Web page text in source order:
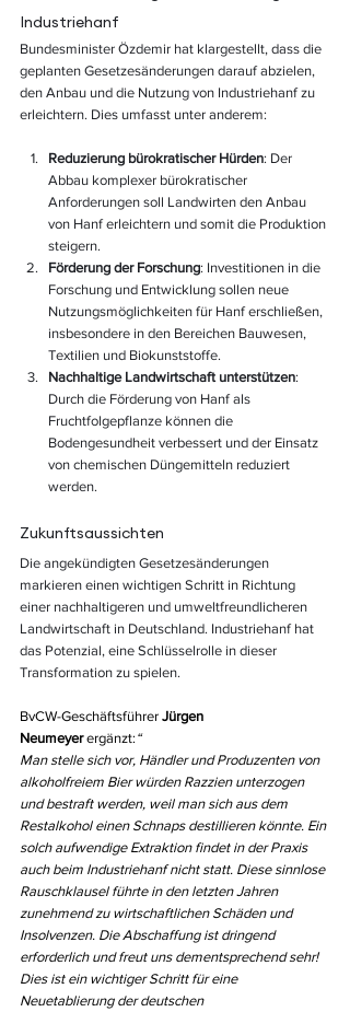
Industriehanf
Bundesminister Özdemir hat klargestellt, dass die
geplanten Gesetzesänderungen darauf abzielen,
den Anbau und die Nutzung von Industriehanf zu
erleichtern. Dies umfasst unter anderem:
Reduzierung bürokratischer Hürden: Der
Abbau komplexer bürokratischer
Anforderungen soll Landwirten den Anbau
von Hanf erleichtern und somit die Produktion
steigern.
Förderung der Forschung: Investitionen in die
Forschung und Entwicklung sollen neue
Nutzungsmöglichkeiten für Hanf erschließen,
insbesondere in den Bereichen Bauwesen,
Textilien und Biokunststoffe.
Nachhaltige Landwirtschaft unterstützen:
Durch die Förderung von Hanf als
Fruchtfolgepflanze können die
Bodengesundheit verbessert und der Einsatz
von chemischen Düngemitteln reduziert
werden.
Zukunftsaussichten
Die angekündigten Gesetzesänderungen
markieren einen wichtigen Schritt in Richtung
einer nachhaltigeren und umweltfreundlicheren
Landwirtschaft in Deutschland. Industriehanf hat
das Potenzial, eine Schlüsselrolle in dieser
Transformation zu spielen.
BvCW-Geschäftsführer Jürgen
Neumeyer ergänzt:“
Man stelle sich vor, Händler und Produzenten von
alkoholfreiem Bier würden Razzien unterzogen
und bestraft werden, weil man sich aus dem
Restalkohol einen Schnaps destillieren könnte. Ein
solch aufwendige Extraktion findet in der Praxis
auch beim Industriehanf nicht statt. Diese sinnlose
Rauschklausel führte in den letzten Jahren
zunehmend zu wirtschaftlichen Schäden und
Insolvenzen. Die Abschaffung ist dringend
erforderlich und freut uns dementsprechend sehr!
Dies ist ein wichtiger Schritt für eine
Neuetablierung der deutschen